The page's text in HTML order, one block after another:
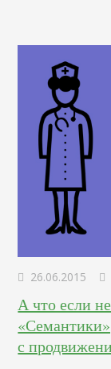
26.06.2015
А что если
с